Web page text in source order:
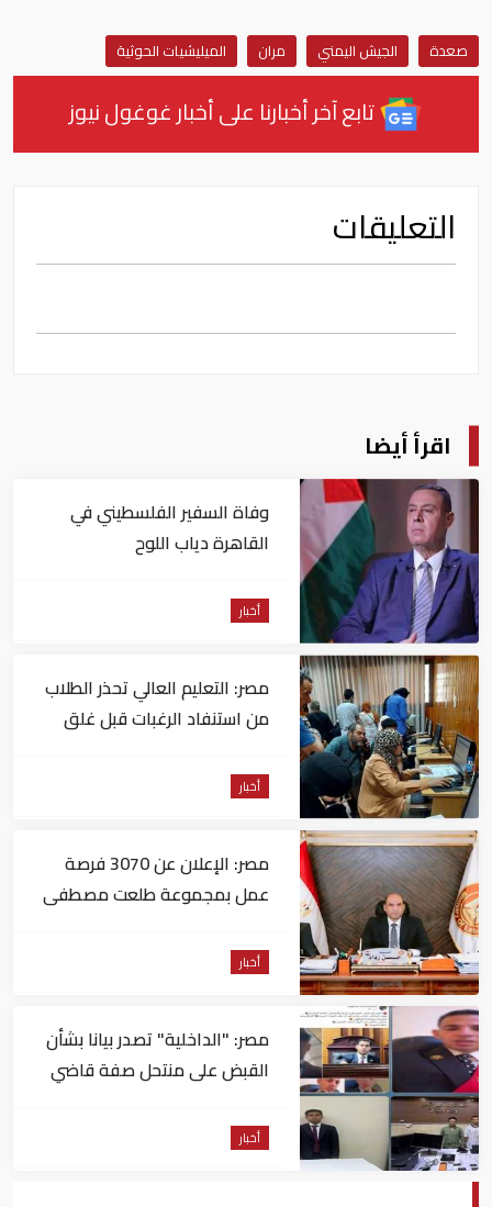
صعدة الجيش اليمني مران الميليشيات الحوثية
تابع آخر أخبارنا على أخبار غوغول نيوز
التعليقات
اقرأ أيضا
وفاة السفير الفلسطيني في
القاهرة دياب اللوح
أخبار
مصر: التعليم العالي تحذر الطلاب
من استنفاد الرغبات قبل غلق
أخبار
مصر: الإعلان عن 3070 فرصة
عمل بمجموعة طلعت مصطفى
أخبار
مصر: "الداخلية" تصدر بيانا بشأن
القبض على منتحل صفة قاضي
أخبار